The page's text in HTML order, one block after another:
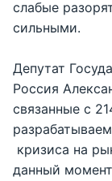
слабые
сильными.
Депутат
Россия
связанные с
кризиса на
данный